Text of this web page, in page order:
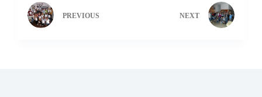
PREVIOUS NEXT